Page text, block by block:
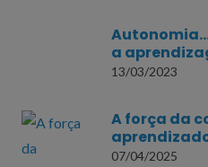
a
13/03/2023
A força da
07/04/2025